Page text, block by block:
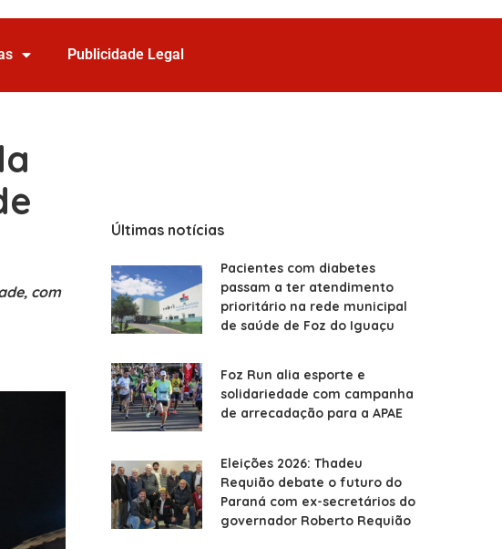
Publicidade Legal
com
Últimas notícias
Pacientes com diabetes
passam a ter atendimento
prioritário na rede municipal
de saúde de Foz do Iguaçu
Foz Run alia esporte e
solidariedade com campanha
de arrecadação para a APAE
Eleições 2026: Thadeu
Requião debate o futuro do
Paraná com ex-secretários do
governador Roberto Requião